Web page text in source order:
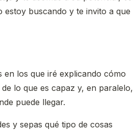
estoy buscando y te invito a que
en los que iré explicando cómo
lo que es capaz y, en paralelo,
puede llegar.
y sepas qué tipo de cosas